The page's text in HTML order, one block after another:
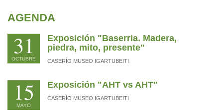
AGENDA
31
OCTUBRE
Exposición "Baserria. Madera,
piedra, mito, presente"
CASERÍO MUSEO IGARTUBEITI
15
MAYO
Exposición "AHT vs AHT"
CASERÍO MUSEO IGARTUBEITI